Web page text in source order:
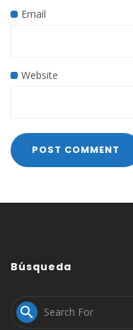
Email
Website
Búsqueda
